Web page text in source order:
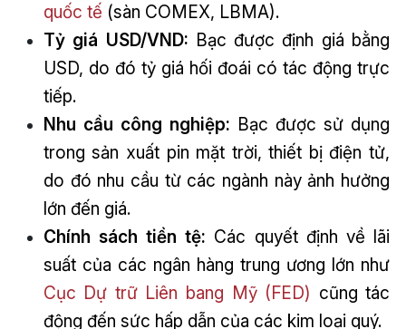
quốc tế (sàn COMEX, LBMA).
Tỷ giá USD/VND: Bạc được định giá bằng
USD, do đó tỷ giá hối đoái có tác động trực
tiếp.
Nhu cầu công nghiệp: Bạc được sử dụng
trong sản xuất pin mặt trời, thiết bị điện tử,
do đó nhu cầu từ các ngành này ảnh hưởng
lớn đến giá.
Chính sách tiền tệ: Các quyết định về lãi
suất của các ngân hàng trung ương lớn như
Cục Dự trữ Liên bang Mỹ (FED) cũng tác
động đến sức hấp dẫn của các kim loại quý.